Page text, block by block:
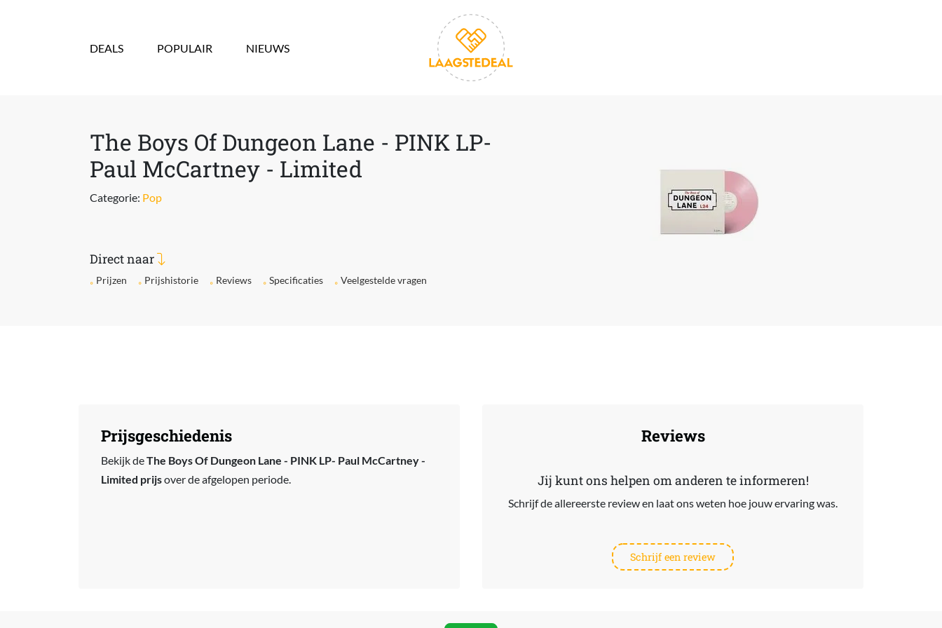
DEALS POPULAIR NIEUWS
The Boys Of Dungeon Lane - PINK LP-
Paul McCartney - Limited
Categorie: Pop
Direct naar
Prijzen Prijshistorie Reviews Specificaties Veelgestelde vragen
Prijsgeschiedenis
Bekijk deThe Boys Of Dungeon Lane - PINK LP- Paul McCartney -
Limited prijsover de afgelopen periode.
Reviews
Jij kunt ons helpen om anderen te informeren!
Schrijf de allereerste review en laat ons weten hoe jouw ervaring was.
Schrijf een review